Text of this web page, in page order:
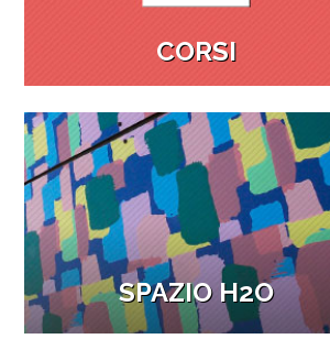
CORSI
SPAZIO H2O